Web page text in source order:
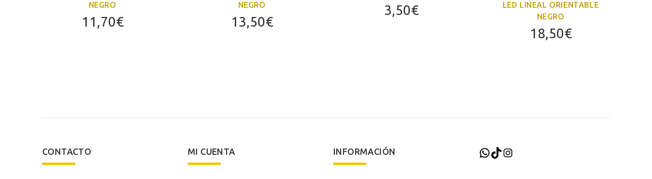
NEGRO
11,70€
NEGRO
13,50€
3,50€
LED LINEAL ORIENTABLE
NEGRO
18,50€
CONTACTO MI CUENTA INFORMACIÓN WhatsApp
TikTokInstagram